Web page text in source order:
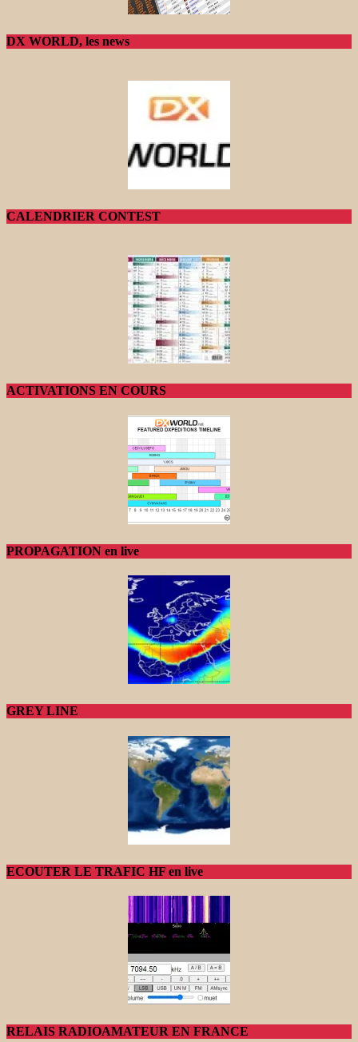
DX WORLD, les news
CALENDRIER CONTEST
ACTIVATIONS EN COURS
PROPAGATION en live
GREY LINE
ECOUTER LE TRAFIC HF en live
RELAIS RADIOAMATEUR EN FRANCE